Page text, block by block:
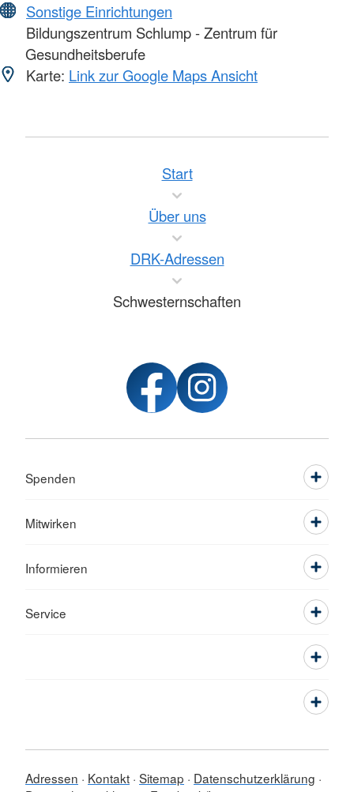
Sonstige Einrichtungen
Bildungszentrum Schlump - Zentrum für
Gesundheitsberufe
Karte: Link zur Google Maps Ansicht
Start
Über uns
DRK-Adressen
Schwesternschaften
Spenden
Mitwirken
Informieren
Service
Adressen Kontakt Sitemap
Datenschutzerklärung